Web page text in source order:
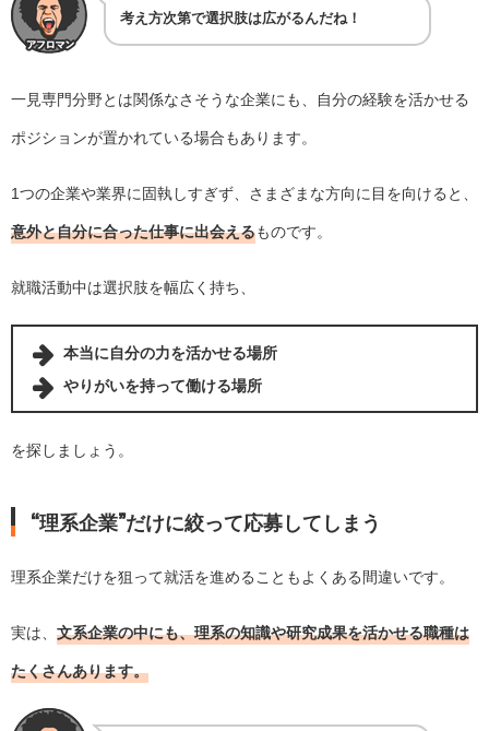
考え方次第で選択肢は広がるんだね！
一見専門分野とは関係なさそうな企業にも、自分の経験を活かせる
ポジションが置かれている場合もあります。
1つの企業や業界に固執しすぎず、さまざまな方向に目を向けると、
意外と自分に合った仕事に出会えるものです。
就職活動中は選択肢を幅広く持ち、
本当に自分の力を活かせる場所
やりがいを持って働ける場所
を探しましょう。
“理系企業”だけに絞って応募してしまう
理系企業だけを狙って就活を進めることもよくある間違いです。
実は、 文系企業の中にも、理系の知識や研究成果を活かせる職種は
たくさんあります。